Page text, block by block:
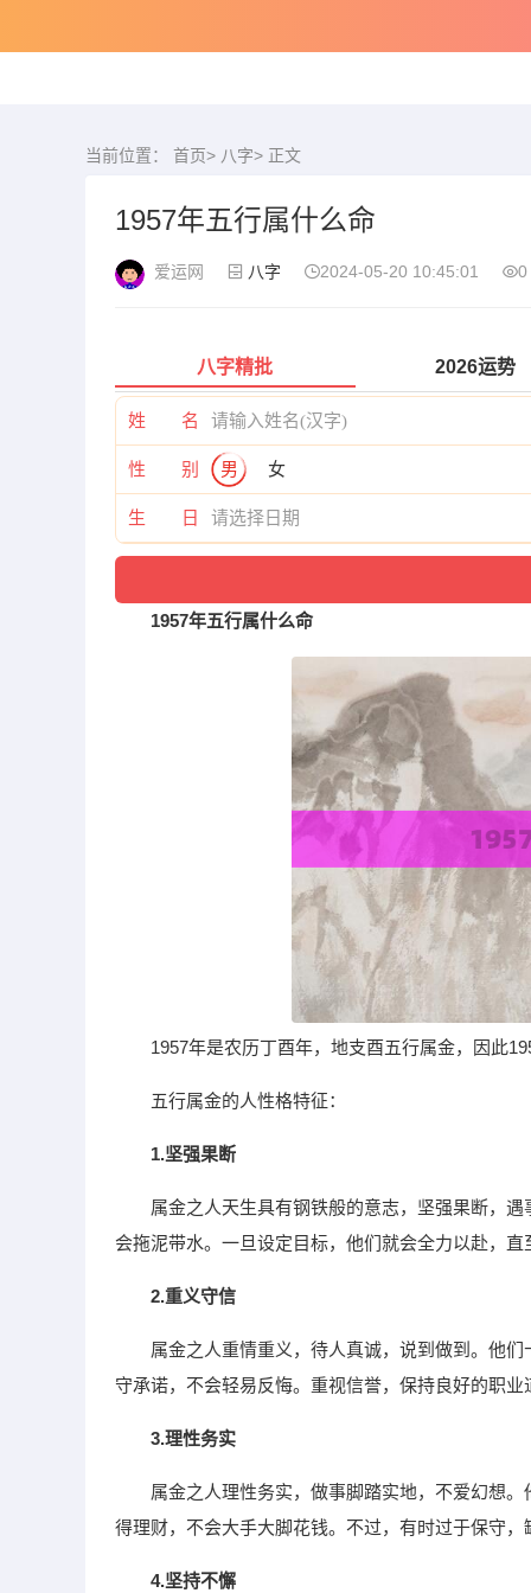
当前位置： 首页> 八字> 正文
1957年五行属什么命
爱运网 八字 2024-05-20 10:45:01 0
八字精批 2026运势
姓 名
性 别 男 女
生 日
1957年五行属什么命
1957年是农历丁酉年，地支酉五行属金，因此
五行属金的人性格特征：
1.坚强果断
属金之人天生具有钢铁般的意志，坚强果断，
会拖泥带水。一旦设定目标，他们就会全力以赴，
2.重义守信
属金之人重情重义，待人真诚，说到做到。他
守承诺，不会轻易反悔。重视信誉，保持良好的职
3.理性务实
属金之人理性务实，做事脚踏实地，不爱幻想
得理财，不会大手大脚花钱。不过，有时过于保守
4.坚持不懈